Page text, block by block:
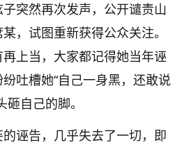
突然再次发声，公开谴责山
，试图重新获得公众关注。
上当，大家都记得她当年诬
吐槽她“自己一身黑，还敢说
自己的脚。
诬告，几乎失去了一切，即